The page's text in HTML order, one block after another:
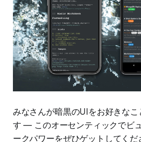
みなさんが暗黒のUIをお好きなこ
す — このオーセンティックでビ
ークパワーをぜひゲットしてくだ